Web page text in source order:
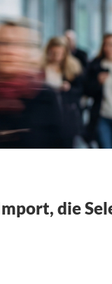
die